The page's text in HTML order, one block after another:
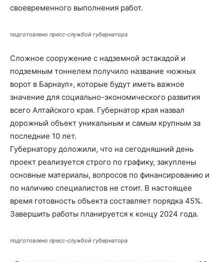
своевременного выполнения работ.
подготовлено пресс-службой губернатора
Сложное сооружение с надземной эстакадой и
подземным тоннелем получило название «южных
ворот в Барнаул», которые будут иметь важное
значение для социально-экономического развития
всего Алтайского края. Губернатор края назвал
дорожный объект уникальным и самым крупным за
последние 10 лет.
Губернатору доложили, что на сегодняшний день
проект реализуется строго по графику, закуплены
основные материалы, вопросов по финансированию и
по наличию специалистов не стоит. В настоящее
время готовность объекта составляет порядка 45%.
Завершить работы планируется к концу 2024 года.
подготовлено пресс-службой губернатора